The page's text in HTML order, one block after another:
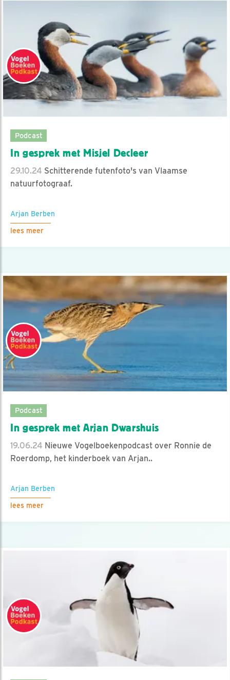
Podcast
In gesprek met Misjel Decleer
29.10.24 Schitterende futenfoto's van Vlaamse
natuurfotograaf.
Arjan Berben
lees meer
Podcast
In gesprek met Arjan Dwarshuis
19.06.24 Nieuwe Vogelboekenpodcast over Ronnie de
Roerdomp, het kinderboek van Arjan..
Arjan Berben
lees meer